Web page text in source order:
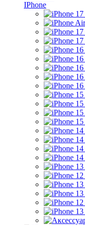
IPhone